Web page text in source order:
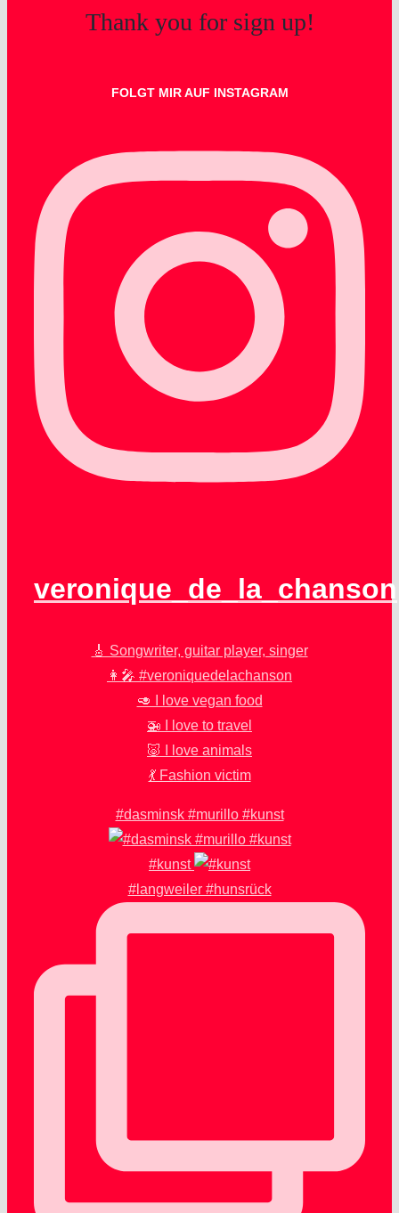
Thank you for sign up!
FOLGT MIR AUF INSTAGRAM
veronique_de_la_chanson
🎸 Songwriter, guitar player, singer
👩‍🎤 #veroniquedelachanson
🥑 I love vegan food
🚁 I love to travel
🐷 I love animals
💃 Fashion victim
#dasminsk #murillo #kunst
#kunst
#langweiler #hunsrück